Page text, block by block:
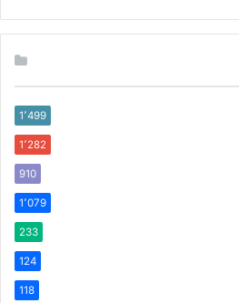
1٬499
1٬282
910
1٬079
233
124
118